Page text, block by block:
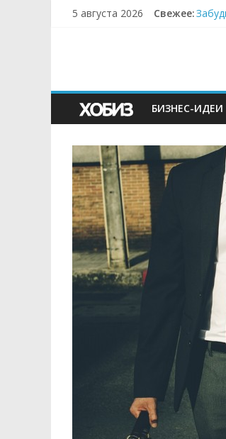
5 августа 2026 Свежее:
БИЗНЕС-ИДЕИ